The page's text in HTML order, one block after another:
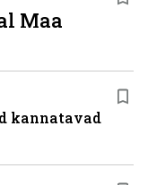
Maa
kannatavad